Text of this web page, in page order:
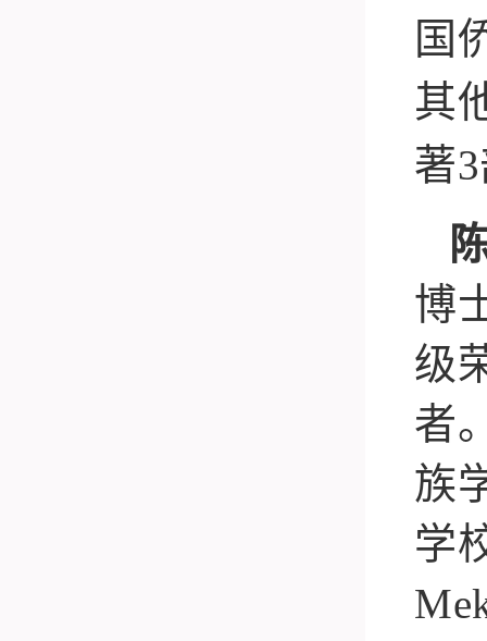
国
其
著3
博
级
者
族
学